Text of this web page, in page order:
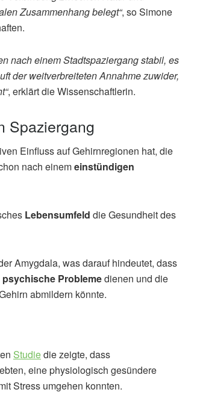
Zusammenhang belegt“, so Simone
nach einem Stadtspaziergang stabil, es
der weitverbreiteten Annahme zuwider,
, erklärt die Wissenschaftlerin.
Spaziergang
Einfluss auf Gehirnregionen hat, die
nach einemeinstündigen
Lebensumfeld die Gesundheit des
Amygdala, was darauf hindeutet, dass
Problemedienen und die
abmildern könnte.
Studiedie zeigte, dass
eine physiologisch gesündere
Stress umgehen konnten.